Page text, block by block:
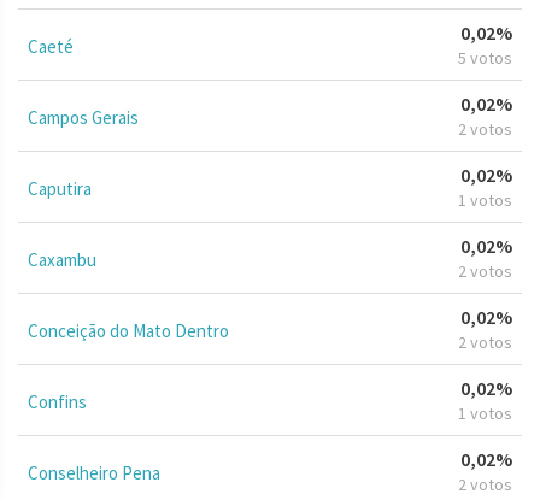
Caeté
0,02%
5 votos
Campos Gerais
0,02%
2 votos
Caputira
0,02%
1 votos
Caxambu
0,02%
2 votos
Conceição do Mato Dentro
0,02%
2 votos
Confins
0,02%
1 votos
Conselheiro Pena
0,02%
2 votos